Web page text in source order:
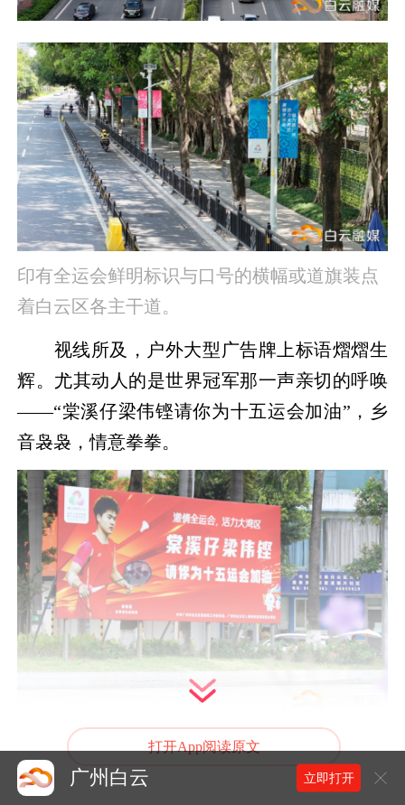
印有全运会鲜明标识与口号的横幅或道旗装点
着白云区各主干道。
视线所及，户外大型广告牌上标语熠熠生
辉。尤其动人的是世界冠军那一声亲切的呼唤
——“棠溪仔梁伟铿请你为十五运会加油”，乡
音袅袅，情意拳拳。
城市的商业脉搏亦随之跃动。白云万达广
场、凯德广场、百信广场、安华汇、云门NEW
打开App阅读原文
广州白云 立即打开